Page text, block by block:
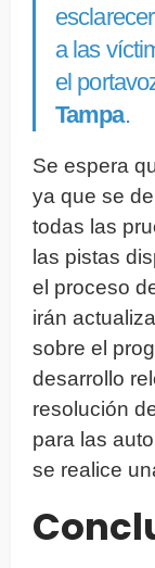
a las
el
Tampa.
Se espera
ya que se
todas las
las pistas
el proceso
irán
sobre el
desarrollo
resolución
para las
se realice